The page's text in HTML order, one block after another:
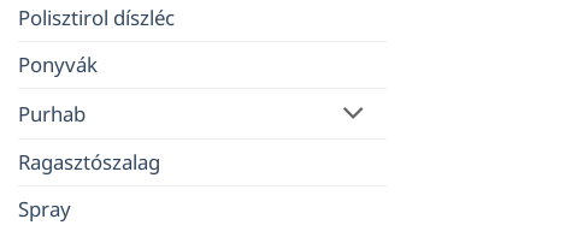
Polisztirol díszléc
Ponyvák
Purhab
Ragasztószalag
Spray